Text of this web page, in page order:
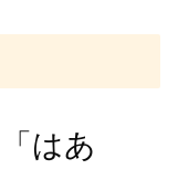
「はあ